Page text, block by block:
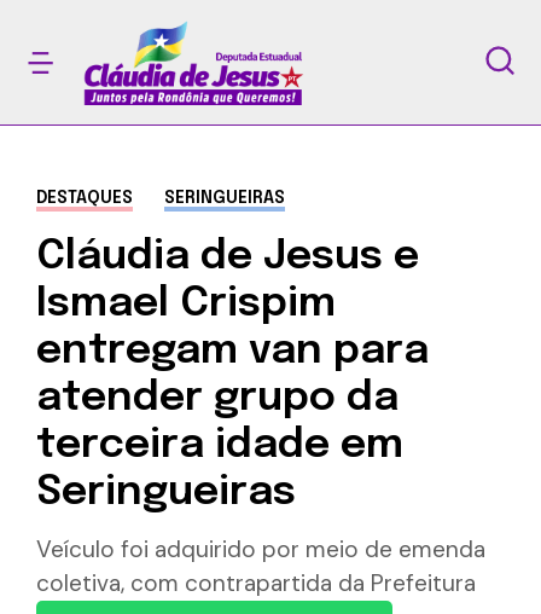
DESTAQUES SERINGUEIRAS
Cláudia de Jesus e
Ismael Crispim
entregam van para
atender grupo da
terceira idade em
Seringueiras
Veículo foi adquirido por meio de emenda
coletiva, com contrapartida da Prefeitura